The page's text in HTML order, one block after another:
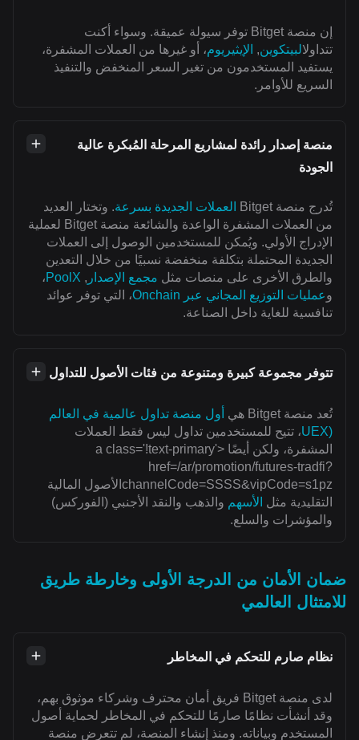
إن منصة Bitget توفر سيولة عميقة. وسواء أكنت
تتداولالبيتكوين, الإيثيريوم، أو غيرها من العملات المشفرة،
يستفيد المستخدمون من تغير السعر المنخفض والتنفيذ
السريع للأوامر.
منصة إصدار رائدة لمشاريع المرحلة المُبكرة عالية
الجودة
تُدرج منصة Bitget العملات الجديدة بسرعة. وتختار العديد
من العملات المشفرة الواعدة والشائعة منصة Bitget لعملية
الإدراج الأولي. ويُمكن للمستخدمين الوصول إلى العملات
الجديدة المحتملة بتكلفة منخفضة نسبيًا من خلال التعدين
والطرق الأخرى على منصات مثل مجمع الإصدار ,
PoolX،
وعمليات التوزيع المجاني عبر Onchain
، التي توفر عوائد
تنافسية للغاية داخل الصناعة.
تتوفر مجموعة كبيرة ومتنوعة من فئات الأصول للتداول
تُعد منصة Bitget هي
أول منصة تداول عالمية في العالم
(UEX
، تتيح للمستخدمين تداول ليس فقط العملات
المشفرة، ولكن أيضًا <a class='!text-primary'
href=/ar/promotion/futures-tradfi?
channelCode=SSSS&vipCode=s1pzالأصول المالية
التقليدية مثل الأسهم والذهب والنقد الأجنبي (الفوركس)
والمؤشرات والسلع.
ضمان الأمان من الدرجة الأولى وخارطة طريق
للامتثال العالمي
نظام صارم للتحكم في المخاطر
لدى منصة Bitget فريق أمان محترف وشركاء موثوق بهم،
وقد أنشأت نظامًا صارمًا للتحكم في المخاطر لحماية أصول
المستخدم وبياناته. ومنذ إنشاء المنصة، لم تتعرض منصة